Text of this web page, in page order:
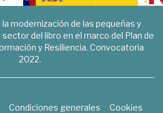
la modernización de las pequeñas y
del libro en el marco del Plan de
y Resiliencia. Convocatoria
2022.
Condiciones generales
Cookies